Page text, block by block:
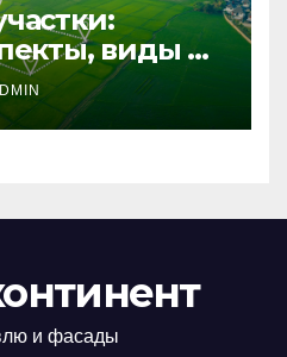
виды и
и фасады